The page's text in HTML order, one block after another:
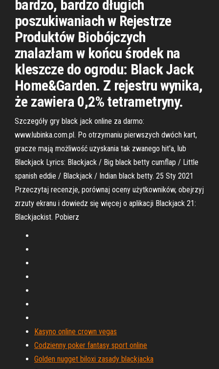
bardzo, bardzo długich
poszukiwaniach w Rejestrze
Produktów Biobójczych
znalazłam w końcu środek na
kleszcze do ogrodu: Black Jack
Home&Garden. Z rejestru wynika,
że zawiera 0,2% tetrametryny.
Szczegóły gry black jack online za darmo:
www.lubinka.com.pl. Po otrzymaniu pierwszych dwóch kart,
gracze mają możliwość uzyskania tak zwanego hit'a, lub
Blackjack Lyrics: Blackjack / Big black betty cumflap / Little
spanish eddie / Blackjack / Indian black betty. 25 Sty 2021
Przeczytaj recenzje, porównaj oceny użytkowników, obejrzyj
zrzuty ekranu i dowiedz się więcej o aplikacji Blackjack 21:
Blackjackist. Pobierz
Kasyno online crown vegas
Codzienny poker fantasy sport online
Golden nugget biloxi zasady blackjacka